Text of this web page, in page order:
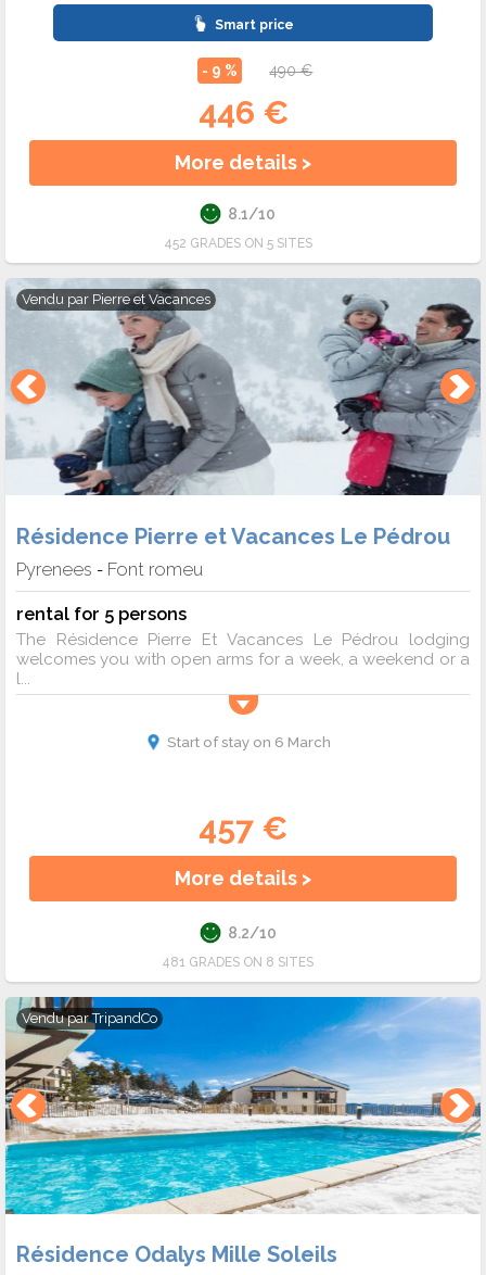
Smart price
- 9 % 490 €
446 €
More details >
8.1/10
452 GRADES ON 5 SITES
Vendu par Pierre et Vacances
Résidence Pierre et Vacances Le Pédrou
Pyrenees - Font romeu
rental for 5 persons
The Résidence Pierre Et Vacances Le Pédrou lodging
welcomes you with open arms for a week, a weekend or a
l...
Start of stay on 6 March
457 €
More details >
8.2/10
481 GRADES ON 8 SITES
Vendu parTripandCo
Résidence Odalys Mille Soleils